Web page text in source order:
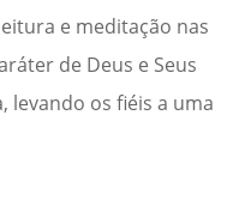
e meditação nas
de Deus e Seus
levando os fiéis a uma